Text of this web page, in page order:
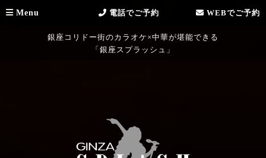
Menu 電話でご予約 WEBでご予約
銀座コリドー街のカラオケ×中華が堪能できる
「銀座スプラッシュ」